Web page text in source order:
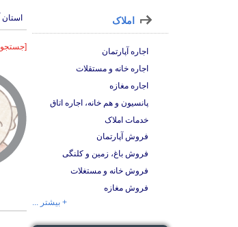
[جستجو
املاک
اجاره آپارتمان
اجاره خانه و مستقلات
اجاره مغازه
پانسیون و هم خانه، اجاره اتاق
خدمات املاک
فروش آپارتمان
فروش باغ، زمین و کلنگی
فروش خانه و مستغلات
فروش مغازه
+ بیشتر ...